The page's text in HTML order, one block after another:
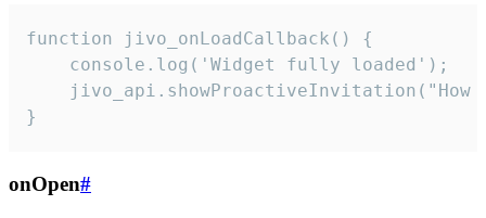
function jivo_onLoadCallback() {
    console.log('Widget fully loaded');
jivo_api.showProactiveInvitation("How
}
onOpen#